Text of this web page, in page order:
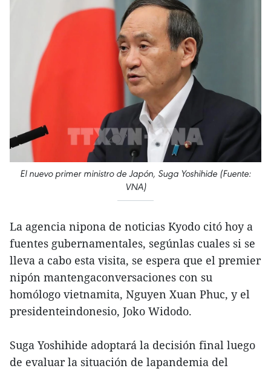
El nuevo primer ministro de Japón, Suga Yoshihide (Fuente:
VNA)
La agencia nipona de noticias Kyodo citó hoy a
fuentes gubernamentales, segúnlas cuales si se
lleva a cabo esta visita, se espera que el premier
nipón mantengaconversaciones con su
homólogo vietnamita, Nguyen Xuan Phuc, y el
presidenteindonesio, Joko Widodo.
Suga Yoshihide adoptará la decisión final luego
de evaluar la situación de lapandemia del